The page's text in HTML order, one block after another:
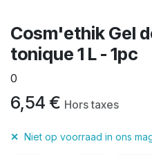
Cosm'ethik Gel
tonique 1 L - 1pc
0
6,54 € Hors taxes
✕ Niet op voorraad in ons